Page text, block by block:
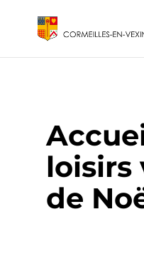
loisirs
de